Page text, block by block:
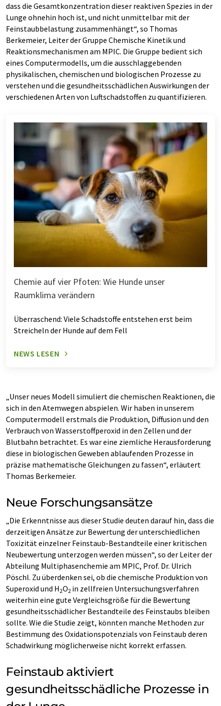
dass die Gesamtkonzentration dieser reaktiven Spezies in der
Lunge ohnehin hoch ist, und nicht unmittelbar mit der
Feinstaubbelastung zusammenhängt“, so Thomas
Berkemeier, Leiter der Gruppe Chemische Kinetik und
Reaktionsmechanismen am MPIC. Die Gruppe bedient sich
eines Computermodells, um die ausschlaggebenden
physikalischen, chemischen und biologischen Prozesse zu
verstehen und die gesundheitsschädlichen Auswirkungen der
verschiedenen Arten von Luftschadstoffen zu quantifizieren.
Chemie auf vier Pfoten: Wie Hunde unser
Raumklima verändern
Überraschend: Viele Schadstoffe entstehen erst beim
Streicheln der Hunde auf dem Fell
NEWS LESEN
„Unser neues Modell simuliert die chemischen Reaktionen, die
sich in den Atemwegen abspielen. Wir haben in unserem
Computermodell erstmals die Produktion, Diffusion und den
Verbrauch von Wasserstoffperoxid in den Zellen und der
Blutbahn betrachtet. Es war eine ziemliche Herausforderung
diese in biologischen Geweben ablaufenden Prozesse in
präzise mathematische Gleichungen zu fassen“, erläutert
Thomas Berkemeier.
Neue Forschungsansätze
„Die Erkenntnisse aus dieser Studie deuten darauf hin, dass die
derzeitigen Ansätze zur Bewertung der unterschiedlichen
Toxizität einzelner Feinstaub-Bestandteile einer kritischen
Neubewertung unterzogen werden müssen“, so der Leiter der
Abteilung Multiphasenchemie am MPIC, Prof. Dr. Ulrich
Pöschl. Zu überdenken sei, ob die chemische Produktion von
Superoxid und H2O2 in zellfreien Untersuchungsverfahren
weiterhin eine gute Vergleichsgröße für die Bewertung
gesundheitsschädlicher Bestandteile des Feinstaubs bleiben
sollte. Wie die Studie zeigt, könnten manche Methoden zur
Bestimmung des Oxidationspotenzials von Feinstaub deren
Schadwirkung möglicherweise nicht korrekt erfassen.
Feinstaub aktiviert
gesundheitsschädliche Prozesse in